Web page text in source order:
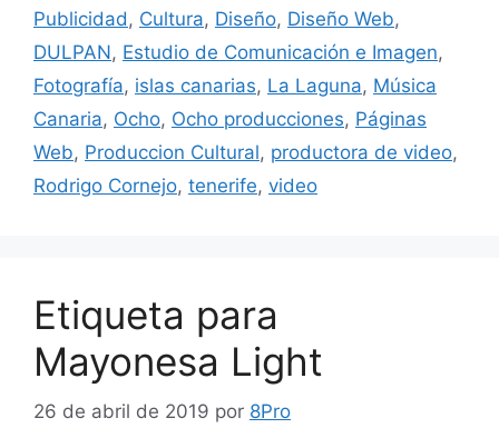
Publicidad, Cultura, Diseño, Diseño Web,
DULPAN, Estudio de Comunicación e Imagen,
Fotografía, islas canarias, La Laguna, Música
Canaria, Ocho, Ocho producciones, Páginas
Web, Produccion Cultural, productora de video,
Rodrigo Cornejo, tenerife, video
Etiqueta para
Mayonesa Light
26 de abril de 2019 por 8Pro